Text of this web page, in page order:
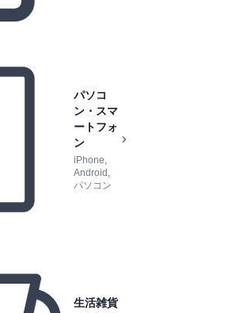
パソコ
ン・スマ
ートフォ
ン
iPhone,
Android,
パソコン
生活雑貨